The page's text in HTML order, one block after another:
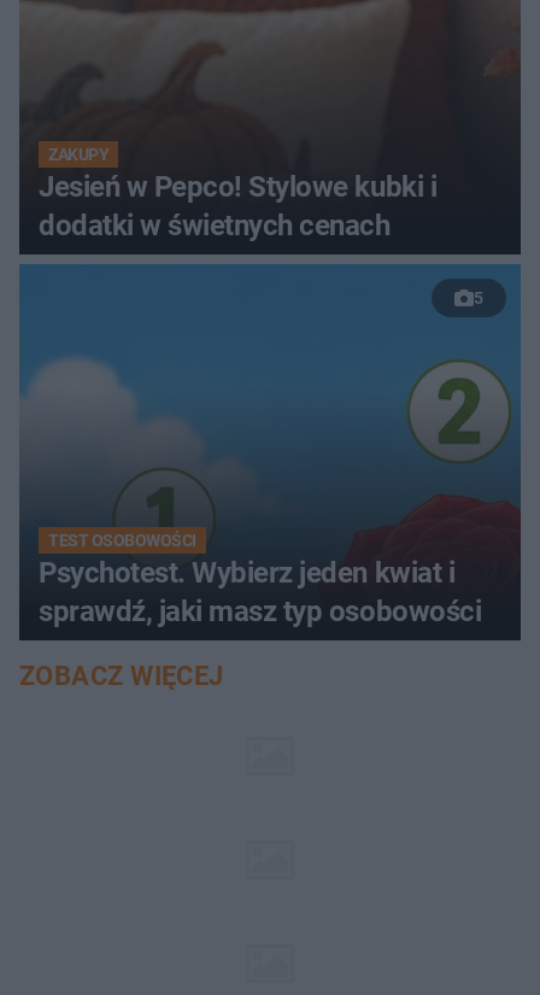
ZAKUPY
Jesień w Pepco! Stylowe kubki i
dodatki w świetnych cenach
5
TEST OSOBOWOŚCI
Psychotest. Wybierz jeden kwiat i
sprawdź, jaki masz typ osobowości
ZOBACZ WIĘCEJ